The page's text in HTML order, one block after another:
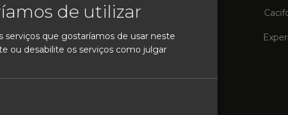
Trabalhe e Contribua
Associações em Rede
de utilizar
serviços que gostaríamos de usar neste
ou desabilite os serviços como julgar